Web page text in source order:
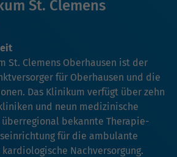
St. Clemens
St. Clemens Oberhausen ist der
für Oberhausen und die
Das Klinikum verfügt über zehn
und neun medizinische
bekannte Therapie-
für die ambulante
Nachversorgung.